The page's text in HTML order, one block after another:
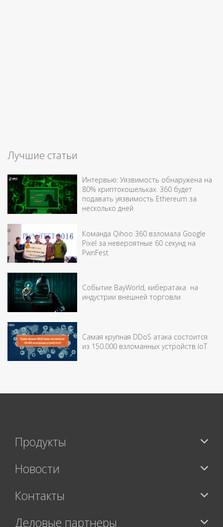
Лучшие статьи
Интервью: Уязвимость обнаружена на
80% криптокошельках. 360 будет
подавать уязвимость Ethereum за
несколько дней
Команда Qihoo 360 взломала Google
Pixel за невероятные 60 секунд на
PwnFest
Событие BayWorld, кибератака на
индустрии внешней торговли
Самая крупная DDoS атака состоится
из 150.000 взломанных устройств IоT
Продукты
Новости
Контакты
Деловые партнеры